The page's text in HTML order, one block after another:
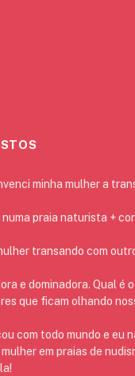
minha mulher a
numa praia naturista +
transando com
e dominadora. Qual é
que ficam olhando
com todo mundo e eu
em praias de